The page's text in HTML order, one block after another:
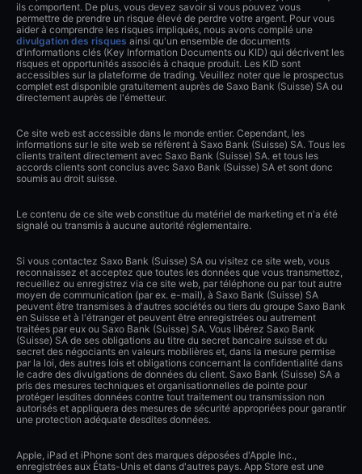
ils comportent. De plus, vous devez savoir si vous pouvez vous
permettre de prendre un risque élevé de perdre votre argent. Pour vous
aider à comprendre les risques impliqués, nous avons compilé une
divulgation des risques ainsi qu'un ensemble de documents
d'informations clés (Key Information Documents ou KID) qui décrivent les
risques et opportunités associés à chaque produit. Les KID sont
accessibles sur la plateforme de trading. Veuillez noter que le prospectus
complet est disponible gratuitement auprès de Saxo Bank (Suisse) SA ou
directement auprès de l'émetteur.
Ce site web est accessible dans le monde entier. Cependant, les
informations sur le site web se réfèrent à Saxo Bank (Suisse) SA. Tous les
clients traitent directement avec Saxo Bank (Suisse) SA. et tous les
accords clients sont conclus avec Saxo Bank (Suisse) SA et sont donc
soumis au droit suisse.
Le contenu de ce site web constitue du matériel de marketing et n'a été
signalé ou transmis à aucune autorité réglementaire.
Si vous contactez Saxo Bank (Suisse) SA ou visitez ce site web, vous
reconnaissez et acceptez que toutes les données que vous transmettez,
recueillez ou enregistrez via ce site web, par téléphone ou par tout autre
moyen de communication (par ex. e-mail), à Saxo Bank (Suisse) SA
peuvent être transmises à d'autres sociétés ou tiers du groupe Saxo Bank
en Suisse et à l'étranger et peuvent être enregistrées ou autrement
traitées par eux ou Saxo Bank (Suisse) SA. Vous libérez Saxo Bank
(Suisse) SA de ses obligations au titre du secret bancaire suisse et du
secret des négociants en valeurs mobilières et, dans la mesure permise
par la loi, des autres lois et obligations concernant la confidentialité dans
le cadre des divulgations de données du client. Saxo Bank (Suisse) SA a
pris des mesures techniques et organisationnelles de pointe pour
protéger lesdites données contre tout traitement ou transmission non
autorisés et appliquera des mesures de sécurité appropriées pour garantir
une protection adéquate desdites données.
Apple, iPad et iPhone sont des marques déposées d'Apple Inc.,
enregistrées aux États-Unis et dans d'autres pays. App Store est une